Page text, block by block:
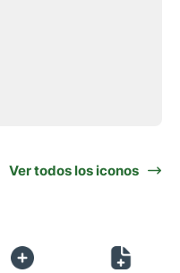
Ver todos los iconos